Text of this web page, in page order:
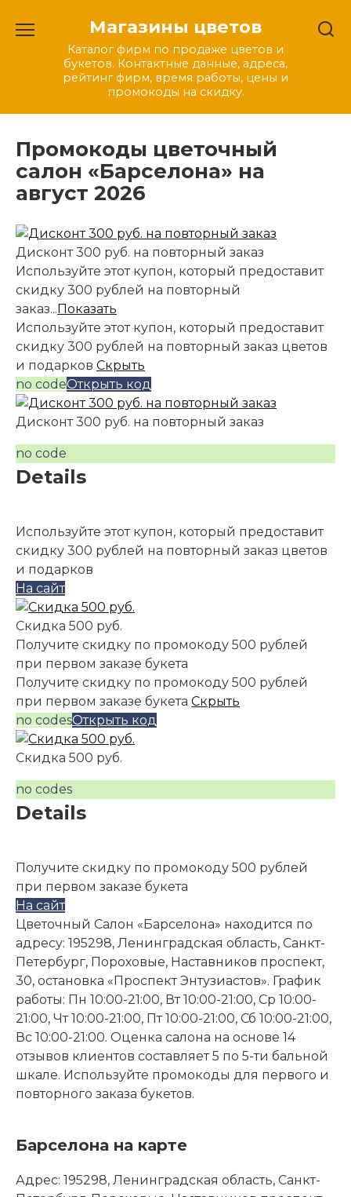
содержанию
Магазины цветов
Каталог фирм по продаже цветов и
букетов. Контактные данные, адреса,
рейтинг фирм, время работы, цены и
промокоды на скидку.
Промокоды цветочный
салон «Барселона» на
август 2026
Дисконт 300 руб. на повторный заказ
Используйте этот купон, который предоставит
скидку 300 рублей на повторный
заказ...Показать
Используйте этот купон, который предоставит
скидку 300 рублей на повторный заказ цветов
и подарков Скрыть
no codeОткрыть код
Дисконт 300 руб. на повторный заказ
no code
Details
Используйте этот купон, который предоставит
скидку 300 рублей на повторный заказ цветов
и подарков
На сайт
Скидка 500 руб.
Получите скидку по промокоду 500 рублей
при первом заказе букета
Получите скидку по промокоду 500 рублей
при первом заказе букета Скрыть
no codesОткрыть код
Скидка 500 руб.
no codes
Details
Получите скидку по промокоду 500 рублей
при первом заказе букета
На сайт
Цветочный Салон «Барселона» находится по
адресу: 195298, Ленинградская область, Санкт-
Петербург, Пороховые, Наставников проспект,
30, остановка «Проспект Энтузиастов». График
работы: Пн 10:00-21:00, Вт 10:00-21:00, Ср 10:00-
21:00, Чт 10:00-21:00, Пт 10:00-21:00, Сб 10:00-21:00,
Вс 10:00-21:00. Оценка салона на основе 14
отзывов клиентов составляет 5 по 5-ти бальной
шкале. Используйте промокоды для первого и
повторного заказа букетов.
Барселона на карте
Адрес: 195298, Ленинградская область, Санкт-